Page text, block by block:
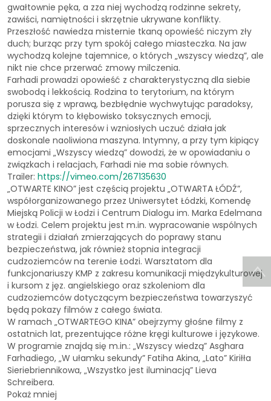
gwałtownie pęka, a zza niej wychodzą rodzinne sekrety,
zawiści, namiętności i skrzętnie ukrywane konflikty.
Przeszłość nawiedza misternie tkaną opowieść niczym zły
duch; burząc przy tym spokój całego miasteczka. Na jaw
wychodzą kolejne tajemnice, o których „wszyscy wiedzą”, ale
nikt nie chce przerwać zmowy milczenia.
Farhadi prowadzi opowieść z charakterystyczną dla siebie
swobodą i lekkością. Rodzina to terytorium, na którym
porusza się z wprawą, bezbłędnie wychwytując paradoksy,
dzięki którym to kłębowisko toksycznych emocji,
sprzecznych interesów i wzniosłych uczuć działa jak
doskonale naoliwiona maszyna. Intymny, a przy tym kipiący
emocjami „Wszyscy wiedzą” dowodzi, że w opowiadaniu o
związkach i relacjach, Farhadi nie ma sobie równych.
Trailer: https://vimeo.com/267135630
„OTWARTE KINO” jest częścią projektu „OTWARTA ŁÓDŹ”,
współorganizowanego przez Uniwersytet Łódzki, Komendę
Miejską Policji w Łodzi i Centrum Dialogu im. Marka Edelmana
w Łodzi. Celem projektu jest m.in. wypracowanie wspólnych
strategii i działań zmierzających do poprawy stanu
bezpieczeństwa, jak również stopnia integracji
cudzoziemców na terenie Łodzi. Warsztatom dla
funkcjonariuszy KMP z zakresu komunikacji międzykulturowej
i kursom z jęz. angielskiego oraz szkoleniom dla
cudzoziemców dotyczącym bezpieczeństwa towarzyszyć
będą pokazy filmów z całego świata.
W ramach „OTWARTEGO KINA” obejrzymy głośne filmy z
ostatnich lat, prezentujące różne kręgi kulturowe i językowe.
W programie znajdą się m.in.: „Wszyscy wiedzą” Asghara
Farhadiego, „W ułamku sekundy” Fatiha Akina, „Lato” Kiriłła
Sieriebriennikowa, „Wszystko jest iluminacją” Lieva
Schreibera.
Pokaż mniej